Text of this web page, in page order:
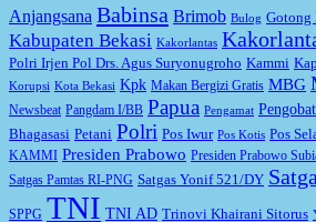
Anjangsana Babinsa Brimob Bulog Gotong
Kabupaten Bekasi Kakorlantas
Polri Irjen Pol Drs. Agus Suryonugroho Kammi
Korupsi Kota Bekasi Kpk Makan Bergizi Gratis MBG
Newsbeat Pangdam I/BB Papua Pengamat
Bhagasasi Petani Polri Pos Iwur Pos Kotis Pos
KAMMI Presiden Prabowo Presiden Prabowo
Satgas Pamtas RI-PNG Satgas Yonif 521/DY
SPPG TNI TNI AD Trinovi Khairani Sitorus